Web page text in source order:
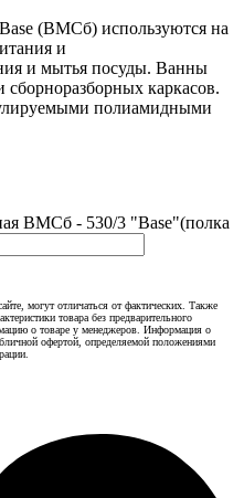
(ВМСб) используются на
и
и мытья посуды. Ванны
сборноразборных каркасов.
полиамидными
ВМСб - 530/3 "Base"(полка
могут отличаться от фактических. Также
товара без предварительного
о товаре у менеджеров. Информация о
офертой, определяемой положениями